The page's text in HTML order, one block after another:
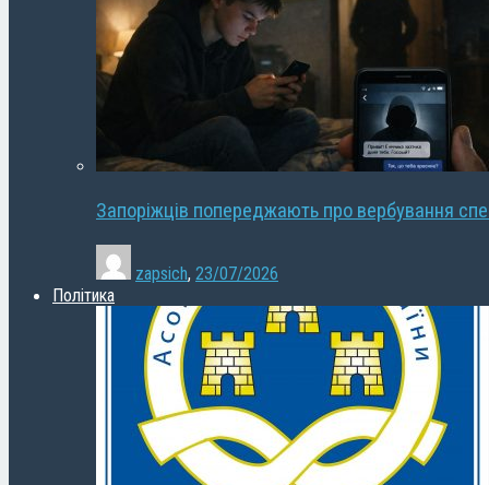
Запоріжців попереджають про вербування
zapsich, 23/07/2026
Політика